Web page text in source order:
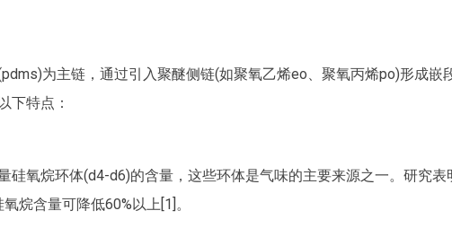
为主链，通过引入聚醚侧链(如聚氧乙烯eo、聚氧丙烯po)形成嵌
下特点：
硅氧烷环体(d4-d6)的含量，这些环体是气味的主要来源之一。研究表
烷含量可降低60%以上[1]。